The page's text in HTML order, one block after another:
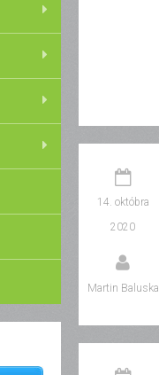
14. októbra
2020
Martin Baluska